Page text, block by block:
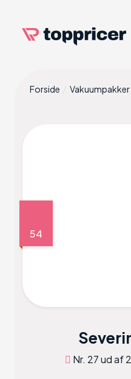
Forside Vakuumpakker
54
Nr. 27 ud af